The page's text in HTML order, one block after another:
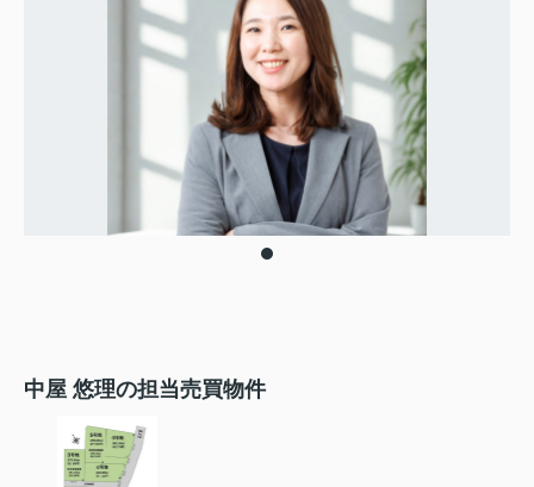
中屋 悠理の担当売買物件